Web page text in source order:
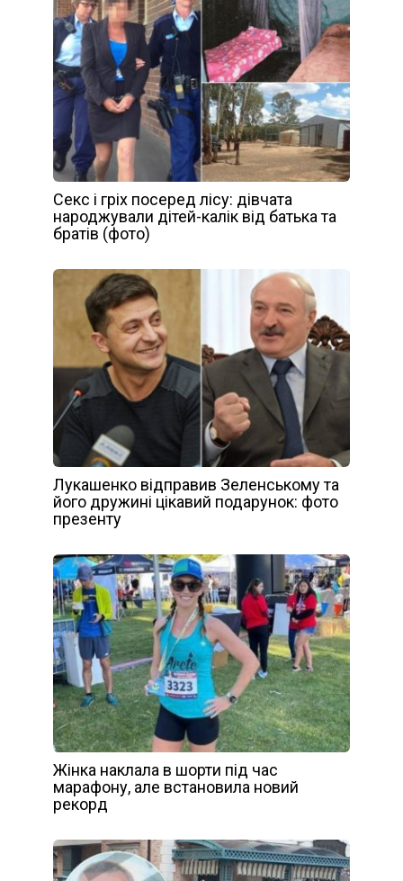
Секс і гріх посеред лісу: дівчата
народжували дітей-калік від батька та
братів (фото)
Лукашенко відправив Зеленському та
його дружині цікавий подарунок: фото
презенту
Жінка наклала в шорти під час
марафону, але встановила новий
рекорд